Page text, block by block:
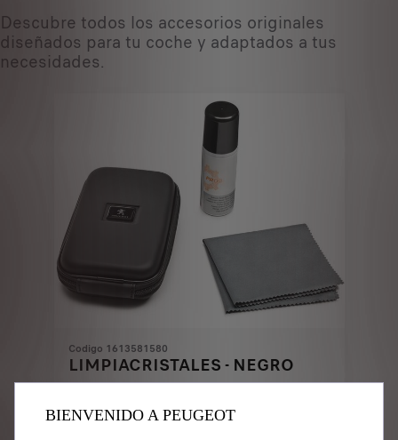
Descubre todos los accesorios originales
diseñados ​​para tu coche y adaptados a tus
necesidades.
Codigo 1613581580
LIMPIACRISTALES - NEGRO
Entrega estimada:17/08
BIENVENIDO A PEUGEOT